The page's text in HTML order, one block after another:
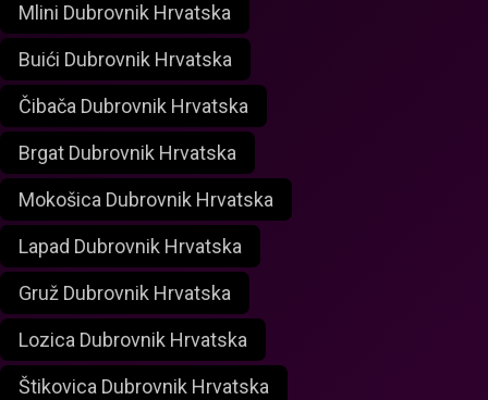
Mlini Dubrovnik Hrvatska
Buići Dubrovnik Hrvatska
Čibača Dubrovnik Hrvatska
Brgat Dubrovnik Hrvatska
Mokošica Dubrovnik Hrvatska
Lapad Dubrovnik Hrvatska
Gruž Dubrovnik Hrvatska
Lozica Dubrovnik Hrvatska
Štikovica Dubrovnik Hrvatska